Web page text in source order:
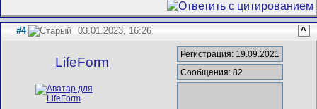
#4 03.01.2023, 16:26 ^
LifeForm
Регистрация: 19.09.2021
Сообщения: 82